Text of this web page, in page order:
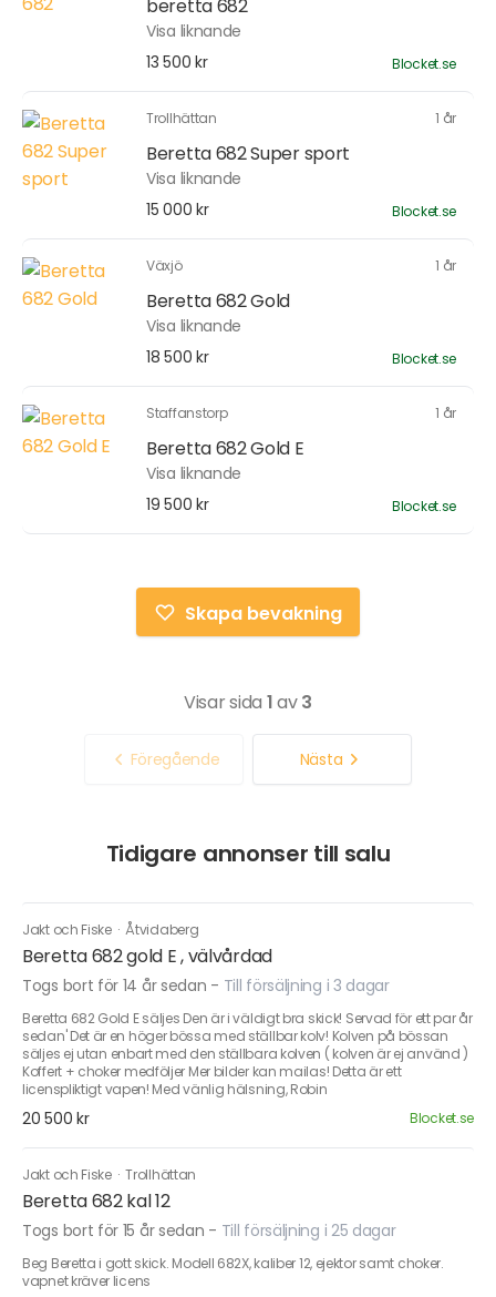
beretta 682
Visa liknande
13 500 kr
Blocket.se
Trollhättan 1 år
Beretta 682 Super sport
Visa liknande
15 000 kr
Blocket.se
Växjö 1 år
Beretta 682 Gold
Visa liknande
18 500 kr
Blocket.se
Staffanstorp 1 år
Beretta 682 Gold E
Visa liknande
19 500 kr
Blocket.se
Skapa bevakning
Visar sida 1av3
Föregående Nästa
Tidigare annonser till salu
Jakt och Fiske ·Åtvidaberg
Beretta 682 gold E , välvårdad
Togs bort för 14 år sedan - Till försäljning i 3 dagar
Beretta 682 Gold E säljes Den är i väldigt bra skick! Servad för ett par år
sedan' Det är en höger bössa med ställbar kolv! Kolven på bössan
säljes ej utan enbart med den ställbara kolven ( kolven är ej använd )
Koffert + choker medföljer Mer bilder kan mailas! Detta är ett
licenspliktigt vapen! Med vänlig hälsning, Robin
20 500 kr Blocket.se
Jakt och Fiske ·Trollhättan
Beretta 682 kal 12
Togs bort för 15 år sedan - Till försäljning i 25 dagar
Beg Beretta i gott skick. Modell 682X, kaliber 12, ejektor samt choker.
vapnet kräver licens